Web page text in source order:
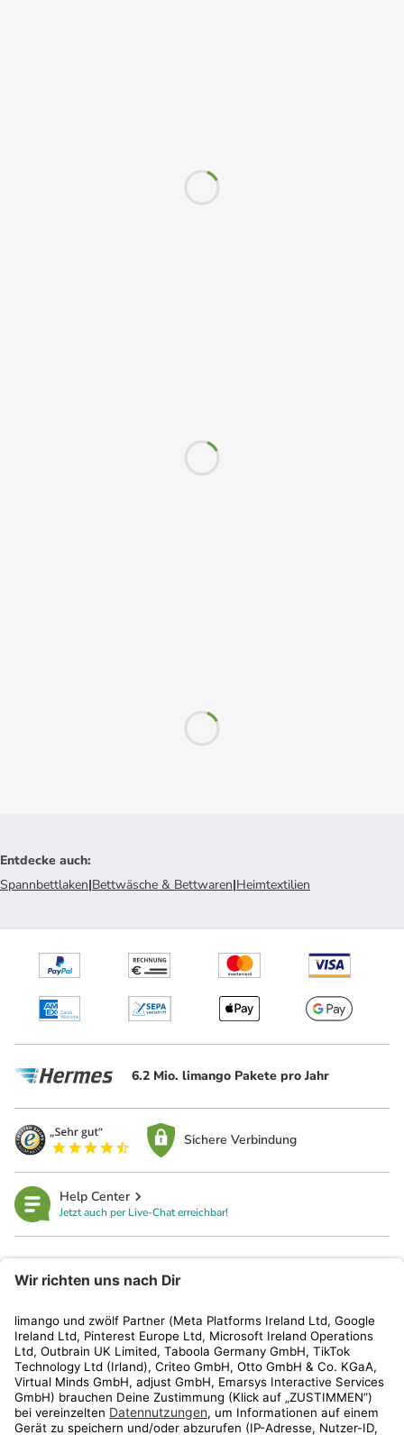
Entdecke auch:
Spannbettlaken|Bettwäsche & Bettwaren|Heimtextilien
6.2 Mio. limango Pakete pro Jahr
Sichere Verbindung
Help Center
Jetzt auch per Live-Chat erreichbar!
Kundenservice
Shop
Aktionen